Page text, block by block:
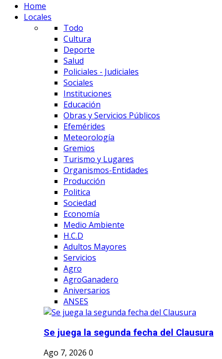
Home
Locales
Todo
Cultura
Deporte
Salud
Policiales - Judiciales
Sociales
Instituciones
Educación
Obras y Servicios Públicos
Efemérides
Meteorología
Gremios
Turismo y Lugares
Organismos-Entidades
Producción
Politica
Sociedad
Economía
Medio Ambiente
H.C.D
Adultos Mayores
Servicios
Agro
AgroGanadero
Aniversarios
ANSES
Se juega la segunda fecha del Clausura
Ago 7, 2026 0